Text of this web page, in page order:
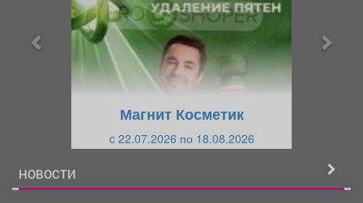
Магнит Косметик
c 22.07.2026 по 18.08.2026
НОВОСТИ